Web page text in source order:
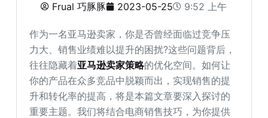
Frual 巧豚豚 2023-05-25 9:52 上午
作为一名亚马逊卖家，你是否曾经面临过竞争压
力大、销售业绩难以提升的困扰?这些问题背后，
往往隐藏着亚马逊卖家策略的优化空间。如何让
你的产品在众多竞品中脱颖而出，实现销售的提
升和转化率的提高，将是本篇文章要深入探讨的
重要主题。我们将结合电商销售技巧，为你提供